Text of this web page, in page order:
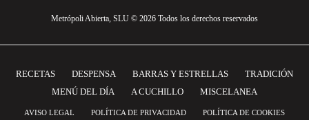
Metrópoli Abierta, SLU © 2026 Todos los derechos reservados
RECETAS DESPENSA BARRAS Y ESTRELLAS
TRADICIÓN
MENÚ DEL DÍA
A CUCHILLO MISCELANEA
AVISO LEGAL POLÍTICA DE PRIVACIDAD
POLÍTICA DE COOKIES